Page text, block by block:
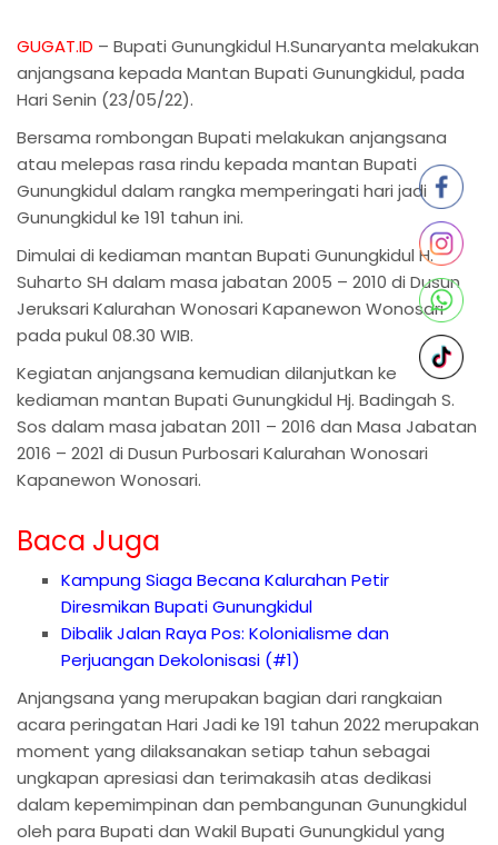
GUGAT.ID – Bupati Gunungkidul H.Sunaryanta melakukan
anjangsana kepada Mantan Bupati Gunungkidul, pada
Hari Senin (23/05/22).
Bersama rombongan Bupati melakukan anjangsana
atau melepas rasa rindu kepada mantan Bupati
Gunungkidul dalam rangka memperingati hari jadi
Gunungkidul ke 191 tahun ini.
Dimulai di kediaman mantan Bupati Gunungkidul H.
Suharto SH dalam masa jabatan 2005 – 2010 di Dusun
Jeruksari Kalurahan Wonosari Kapanewon Wonosari
pada pukul 08.30 WIB.
Kegiatan anjangsana kemudian dilanjutkan ke
kediaman mantan Bupati Gunungkidul Hj. Badingah S.
Sos dalam masa jabatan 2011 – 2016 dan Masa Jabatan
2016 – 2021 di Dusun Purbosari Kalurahan Wonosari
Kapanewon Wonosari.
Baca Juga
Kampung Siaga Becana Kalurahan Petir
Diresmikan Bupati Gunungkidul
Dibalik Jalan Raya Pos: Kolonialisme dan
Perjuangan Dekolonisasi (#1)
Anjangsana yang merupakan bagian dari rangkaian
acara peringatan Hari Jadi ke 191 tahun 2022 merupakan
moment yang dilaksanakan setiap tahun sebagai
ungkapan apresiasi dan terimakasih atas dedikasi
dalam kepemimpinan dan pembangunan Gunungkidul
oleh para Bupati dan Wakil Bupati Gunungkidul yang